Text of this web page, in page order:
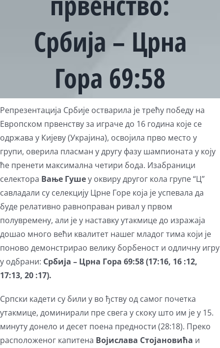
Србија – Црна
Гора 69:58
Репрезентација Србије остварила је трећу победу на
Европском првенству за играче до 16 година које се
одржава у Кијеву (Украјина), освојила прво место у
групи, оверила пласман у другу фазу шампионата у коју
ће пренети максимална четири бода. Изабраници
селектора Вање Гушеу оквиру другог кола групе “Ц”
савладали су селекцију Црне Горе која је успевала да
буде релативно равноправан ривал у првом
полувремену, али је у наставку утакмице до изражаја
дошао много већи квалитет нашег младог тима који је
поново демонстрирао велику борбеност и одличну игру
у одбрани: Србија – Црна Гора 69:58 (17:16, 16 :12,
17:13, 20 :17).
Српски кадети су били у во ђству од самог почетка
утакмице, доминирали пре свега у скоку што им је у 15.
минуту донело и десет поена предности (28:18). Преко
расположеног капитена Војислава Стојановића и